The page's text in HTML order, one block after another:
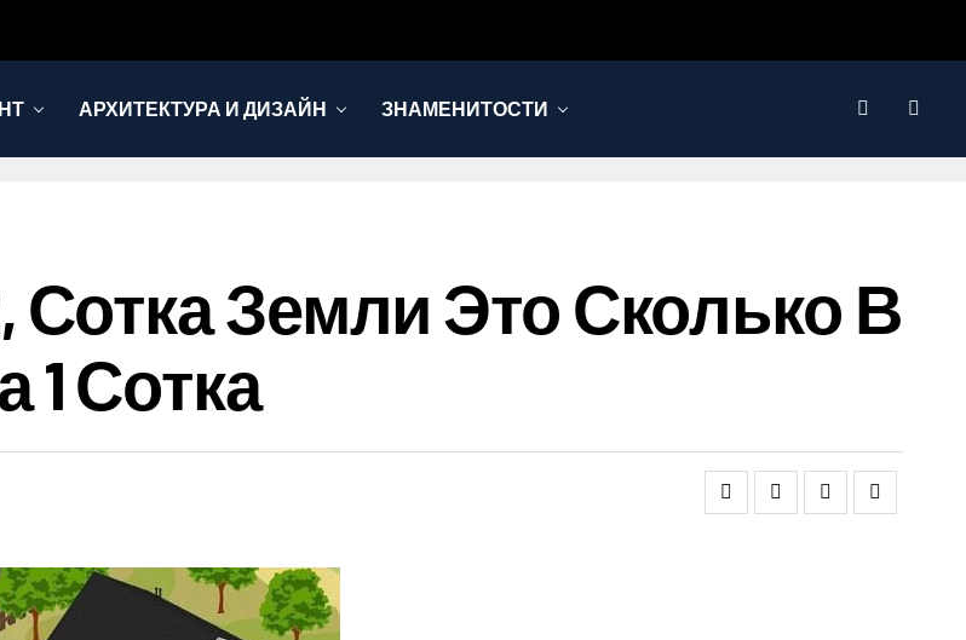
АРХИТЕКТУРА И ДИЗАЙН ЗНАМЕНИТОСТИ
Сотка Земли Это Сколько В
1 Сотка